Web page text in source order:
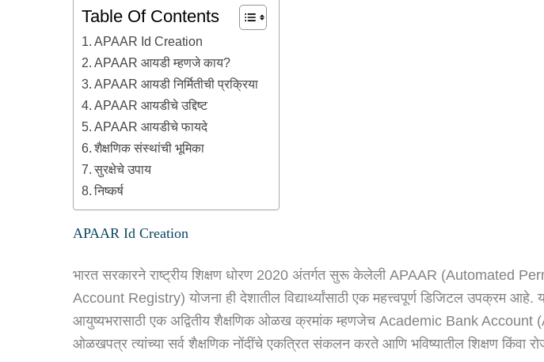
Table Of Contents
APAAR Id Creation
APAAR आयडी म्हणजे काय?
APAAR आयडी निर्मितीची प्रक्रिया
APAAR आयडीचे उद्दिष्ट
APAAR आयडीचे फायदे
शैक्षणिक संस्थांची भूमिका
सुरक्षेचे उपाय
निष्कर्ष
APAAR Id Creation
भारत सरकारने राष्ट्रीय शिक्षण धोरण 2020 अंतर्गत सुरू केलेली APAAR (Automated
Account Registry) योजना ही देशातील विद्यार्थ्यांसाठी एक महत्त्वपूर्ण डिजिटल उपक्रम आहे. या
आयुष्यभरासाठी एक अद्वितीय शैक्षणिक ओळख क्रमांक म्हणजेच Academic Bank Account
ओळखपत्र त्यांच्या सर्व शैक्षणिक नोंदींचे एकत्रित संकलन करते आणि भविष्यातील शिक्षण किंवा